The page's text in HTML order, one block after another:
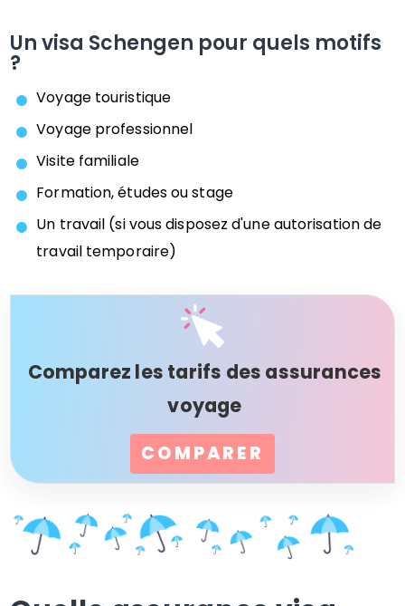
Un visa Schengen pour quels motifs
?
Voyage touristique
Voyage professionnel
Visite familiale
Formation, études ou stage
Un travail (si vous disposez d'une autorisation de
travail temporaire)
Comparez les tarifs des assurances
voyage
COMPARER